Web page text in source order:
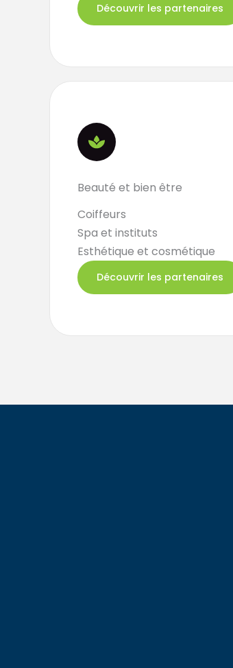
Découvrir les partenaires
Beauté et bien être
Coiffeurs
Spa et instituts
Esthétique et cosmétique
Découvrir les partenaires